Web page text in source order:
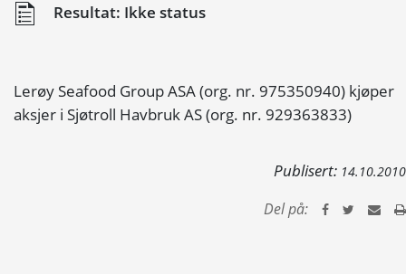
Resultat: Ikke status
Lerøy Seafood Group ASA (org. nr. 975350940) kjøper
aksjer i Sjøtroll Havbruk AS (org. nr. 929363833)
Publisert: 14.10.2010
Del på: